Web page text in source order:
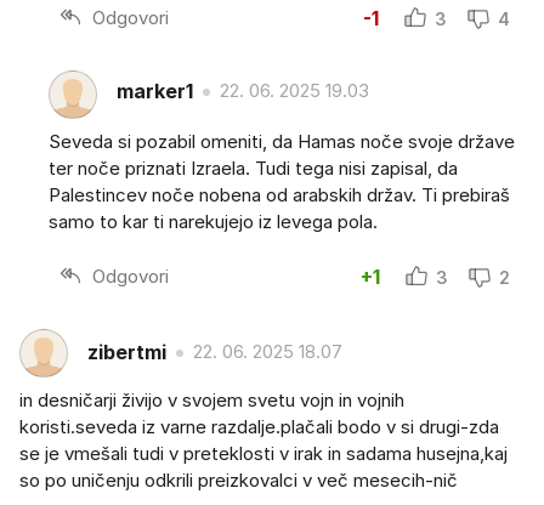
Odgovori -1 3 4
marker1 22. 06. 2025 19.03
Seveda si pozabil omeniti, da Hamas noče svoje države
ter noče priznati Izraela. Tudi tega nisi zapisal, da
Palestincev noče nobena od arabskih držav. Ti prebiraš
samo to kar ti narekujejo iz levega pola.
Odgovori +1 3 2
zibertmi 22. 06. 2025 18.07
in desničarji živijo v svojem svetu vojn in vojnih
koristi.seveda iz varne razdalje.plačali bodo v si drugi-zda
se je vmešali tudi v preteklosti v irak in sadama husejna,kaj
so po uničenju odkrili preizkovalci v več mesecih-nič